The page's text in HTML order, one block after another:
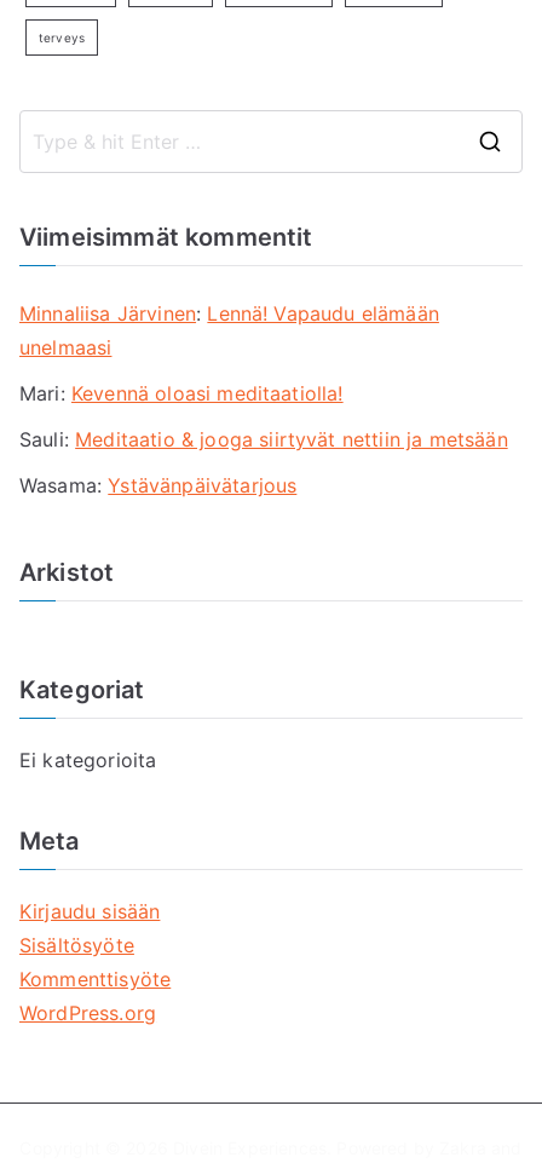
terveys
Viimeisimmät kommentit
Minnaliisa Järvinen: Lennä! Vapaudu elämään
unelmaasi
Mari: Kevennä oloasi meditaatiolla!
Sauli: Meditaatio & jooga siirtyvät nettiin ja metsään
Wasama:Ystävänpäivätarjous
Arkistot
Kategoriat
Ei kategorioita
Meta
Kirjaudu sisään
Sisältösyöte
Kommenttisyöte
WordPress.org